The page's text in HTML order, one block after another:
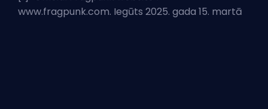
www.fragpunk.com. Iegūts 2025. gada 15. martā